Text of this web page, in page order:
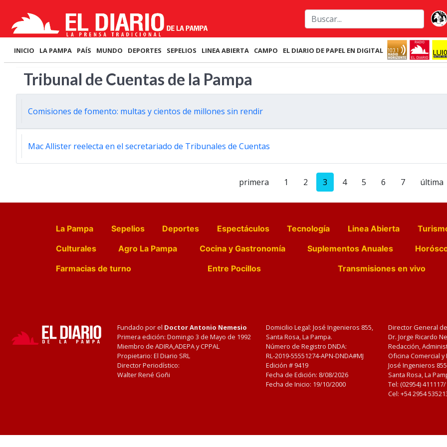
INICIO LA PAMPA PAÍS MUNDO DEPORTES SEPELIOS LINEA ABIERTA CAMPO EL DIARIO DE PAPEL EN DIGITAL
Tribunal de Cuentas de la Pampa
Comisiones de fomento: multas y cientos de millones sin rendir
Mac Allister reelecta en el secretariado de Tribunales de Cuentas
primera 1 2 3 4 5 6 7 última
La Pampa Sepelios Deportes Espectáculos Tecnología Linea Abierta
Culturales
Agro La Pampa Cocina y Gastronomía Suplementos Anuales
Farmacias de turno
Entre Pocillos Transmisiones en vivo
Fundado por el Doctor Antonio Nemesio
Primera edición: Domingo 3 de Mayo de 1992
Miembro de ADIRA,ADEPA y CPPAL
Propietario: El Diario SRL
Director Periodístico:
Walter René Goñi
Domicilio Legal: José Ingenieros 855,
Santa Rosa, La Pampa.
Número de Registro DNDA:
RL-2019-55551274-APN-DNDA#MJ
Edición # 9419
Fecha de Edición: 8/08/2026
Fecha de Inicio: 19/10/2000
Director General
Dr. Jorge Ricardo
Redacción,
Oficina Comercial
José Ingenieros
Santa Rosa, La
Tel: (02954)
Cel: +54 2954